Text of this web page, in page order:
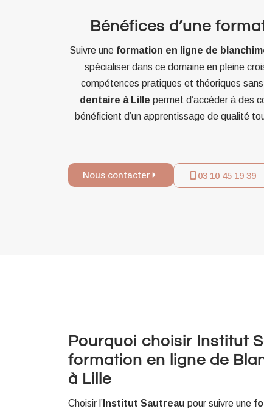
Bénéfices d’une
Suivre une formation en ligne de
spécialiser dans ce domaine en pleine
compétences pratiques et théoriques
dentaire à Lille permet d’accéder à des
bénéficient d’un apprentissage de qualité
Nous contacter 03 10 45 19 39
Pourquoi choisir Institut
formation en ligne de
à Lille
Choisir l’ Institut Sautreau pour suivre une